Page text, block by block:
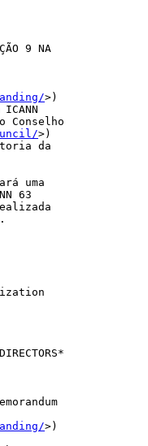
9 NA
>)
Conselho
>)
da
uma
63
>)